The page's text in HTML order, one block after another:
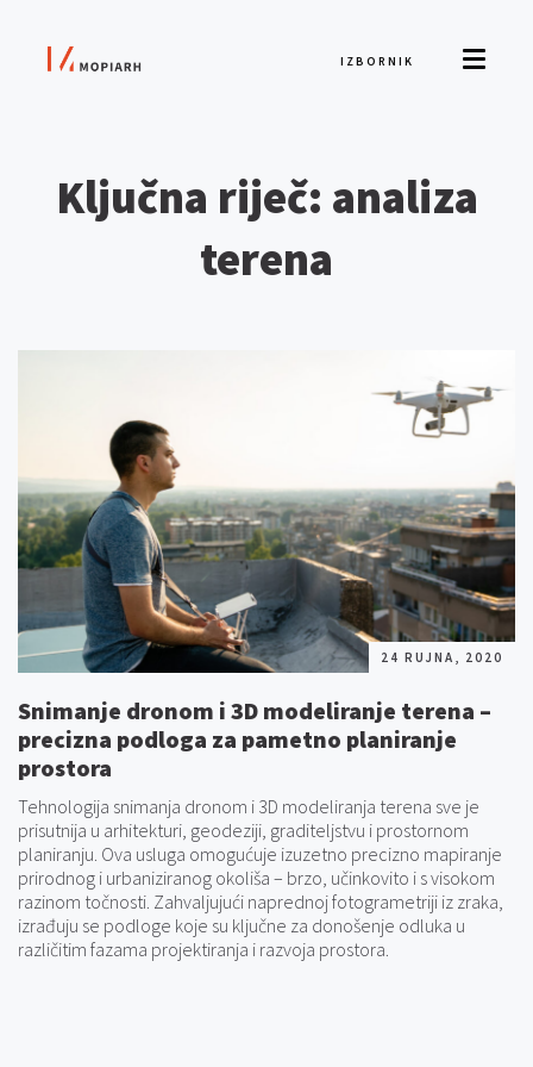
IZBORNIK
Ključna riječ: analiza
terena
24 RUJNA, 2020
Snimanje dronom i 3D modeliranje terena –
precizna podloga za pametno planiranje
prostora
Tehnologija snimanja dronom i 3D modeliranja terena sve je
prisutnija u arhitekturi, geodeziji, graditeljstvu i prostornom
planiranju. Ova usluga omogućuje izuzetno precizno mapiranje
prirodnog i urbaniziranog okoliša – brzo, učinkovito i s visokom
razinom točnosti. Zahvaljujući naprednoj fotogrametriji iz zraka,
izrađuju se podloge koje su ključne za donošenje odluka u
različitim fazama projektiranja i razvoja prostora.